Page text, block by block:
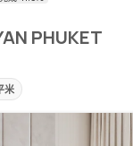
PHUKET
米